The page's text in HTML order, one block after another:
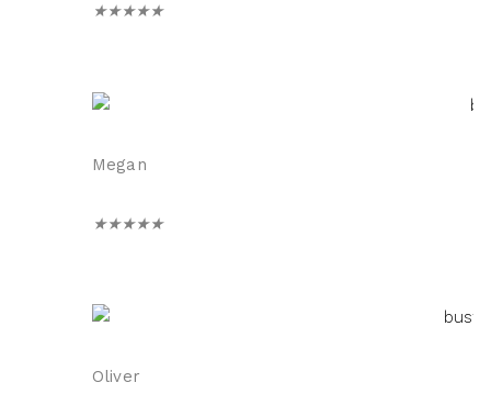
★★★★★
Megan
★★★★★
Oliver